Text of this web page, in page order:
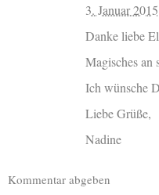
3. Januar 2015
Danke liebe
Magisches an
Ich wünsche
Liebe Grüße,
Nadine
Kommentar abgeben